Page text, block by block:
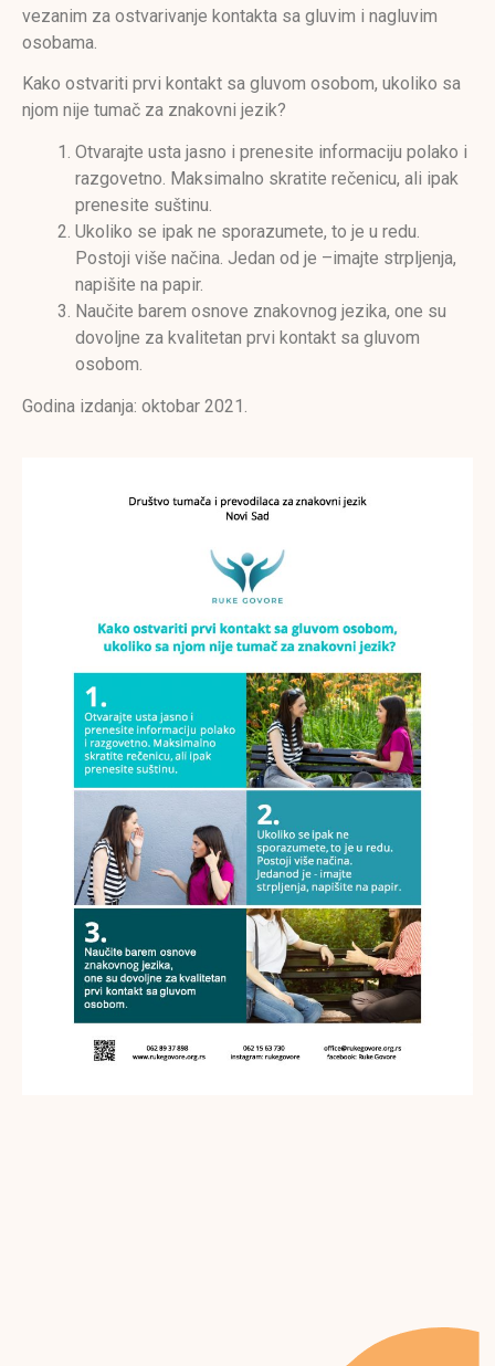
vezanim za ostvarivanje kontakta sa gluvim i nagluvim
osobama.
Kako ostvariti prvi kontakt sa gluvom osobom, ukoliko sa
njom nije tumač za znakovni jezik?
Otvarajte usta jasno i prenesite informaciju polako i
razgovetno. Maksimalno skratite rečenicu, ali ipak
prenesite suštinu.
Ukoliko se ipak ne sporazumete, to je u redu.
Postoji više načina. Jedan od je –imajte strpljenja,
napišite na papir.
Naučite barem osnove znakovnog jezika, one su
dovoljne za kvalitetan prvi kontakt sa gluvom
osobom.
Godina izdanja: oktobar 2021.